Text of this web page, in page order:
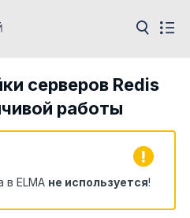
серверов Redis
работы
в ELMA не используется!